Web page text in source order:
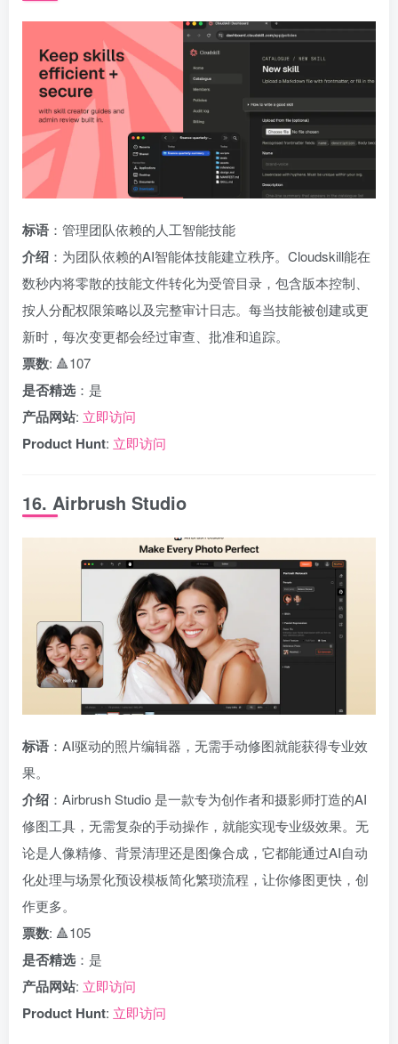
标语 ：管理团队依赖的人工智能技能
介绍 ：为团队依赖的AI智能体技能建立秩序。Cloudskill能在
数秒内将零散的技能文件转化为受管目录，包含版本控制、
按人分配权限策略以及完整审计日志。每当技能被创建或更
新时，每次变更都会经过审查、批准和追踪。
票数: 🔺107
是否精选 ：是
产品网站: 立即访问
Product Hunt: 立即访问
16. Airbrush Studio
标语 ：AI驱动的照片编辑器，无需手动修图就能获得专业效
果。
介绍 ：Airbrush Studio 是一款专为创作者和摄影师打造的AI
修图工具，无需复杂的手动操作，就能实现专业级效果。无
论是人像精修、背景清理还是图像合成，它都能通过AI自动
化处理与场景化预设模板简化繁琐流程，让你修图更快，创
作更多。
票数: 🔺105
是否精选 ：是
产品网站: 立即访问
Product Hunt: 立即访问